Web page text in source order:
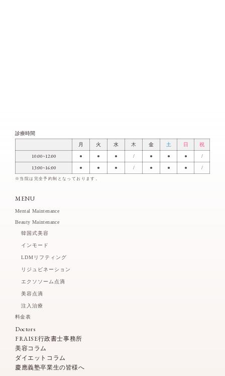
診療時間
月
火 水 木 金 土 日 祝
10:00~12:00 ● ● ● / ● ● ● /
13:00~16:00 ● ● ● / ● ● ● /
※当院は完全予約制となっております。
MENU
Mental Maintenance
Beauty Maintenance
韓国式美容
インモード
LDMリフティング
リジュビネーション
エクソソーム点滴
美容点滴
注入治療
料金表
Doctors
FRAISE行政書士事務所
美容コラム
ダイエットコラム
慶應義塾卒業生の皆様へ